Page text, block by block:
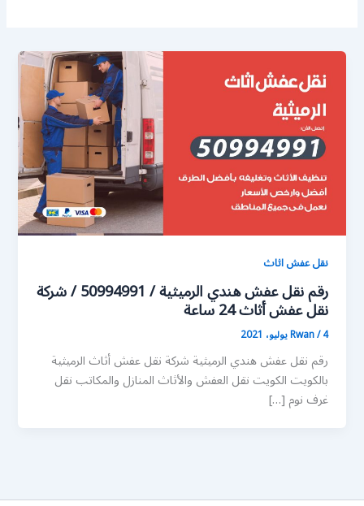
نقل عفش اثاث
رقم نقل عفش هندي الرميثية / 50994991 / شركة
نقل عفش أثاث 24 ساعة
Rwan/4 يوليو، 2021
رقم نقل عفش هندي الرميثية شركة نقل عفش أثاث الرميثية
بالكويت الكويت نقل العفش والأثاث المنازل والمكاتب نقل
غرف نوم […]